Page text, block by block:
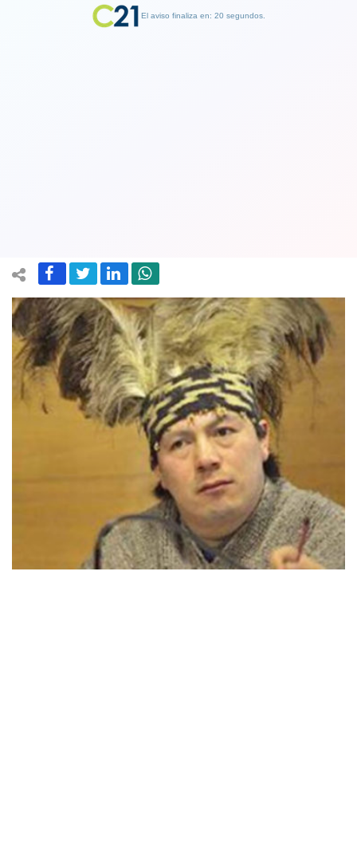
El aviso finaliza en: 19 segundos.